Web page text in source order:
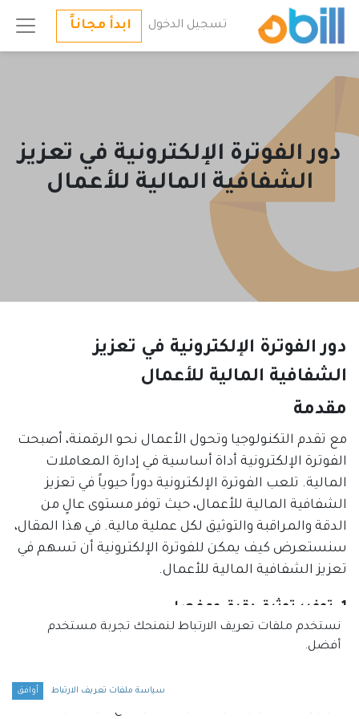
تسجيل الدخول ابدأ مجاناً
دور الفوترة الإلكترونية في تعزيز
الشفافية المالية للأعمال
دور الفوترة الإلكترونية في تعزيز
الشفافية المالية للأعمال
مقدمة
مع تقدم التكنولوجيا وتحول الأعمال نحو الرقمنة، أصبحت
الفوترة الإلكترونية أداة أساسية في إدارة المعاملات
المالية. تلعب الفوترة الإلكترونية دوراً حيوياً في تعزيز
الشفافية المالية للأعمال، حيث توفر مستوى عالٍ من
الدقة والمراقبة والتوثيق لكل عملية مالية. في هذا المقال،
سنستعرض كيف يمكن للفوترة الإلكترونية أن تسهم في
تعزيز الشفافية المالية للأعمال.
1. توفير توثيق دقيق ومفصل
توثيق شامل للمعاملات المالية
معاملة مالية، مما يسهل عملية التحقق والمراجعة. هذا
نستخدم ملفات تعريف الارتباط لنمنحك تجربة مستخدم
أفضل.
سياسة ملفات تعريف الارتباط أوافق